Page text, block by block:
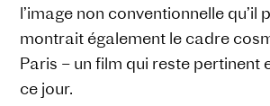
l’image non conventionnelle qu’il
montrait également le cadre
Paris – un film qui reste pertinent
ce jour.